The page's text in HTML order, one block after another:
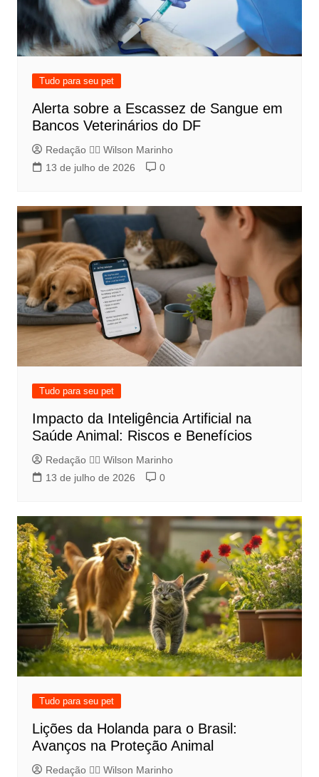
Tudo para seu pet
Alerta sobre a Escassez de Sangue em
Bancos Veterinários do DF
Redação 👨‍⚖️​ Wilson Marinho
13 de julho de 2026
0
Tudo para seu pet
Impacto da Inteligência Artificial na
Saúde Animal: Riscos e Benefícios
Redação 👨‍⚖️​ Wilson Marinho
13 de julho de 2026
0
Tudo para seu pet
Lições da Holanda para o Brasil:
Avanços na Proteção Animal
Redação 👨‍⚖️​ Wilson Marinho